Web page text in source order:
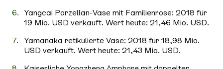
Yangcai Porzellan-Vase mit Familienrose: 2018 für
19 Mio. USD verkauft. Wert heute: 21,46 Mio. USD.
Yamanaka retikulierte Vase: 2018 für 18,98 Mio.
USD verkauft. Wert heute: 21,43 Mio. USD.